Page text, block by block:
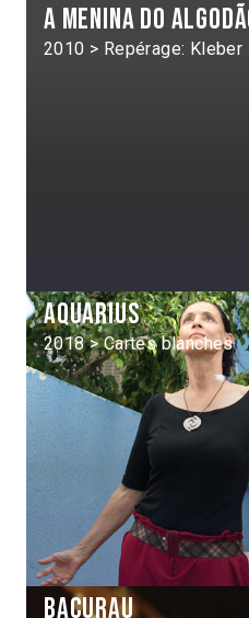
A menina do
2010 > Repérage: Kleber
Aquarius
2018 > Cartes blanches
Bacurau